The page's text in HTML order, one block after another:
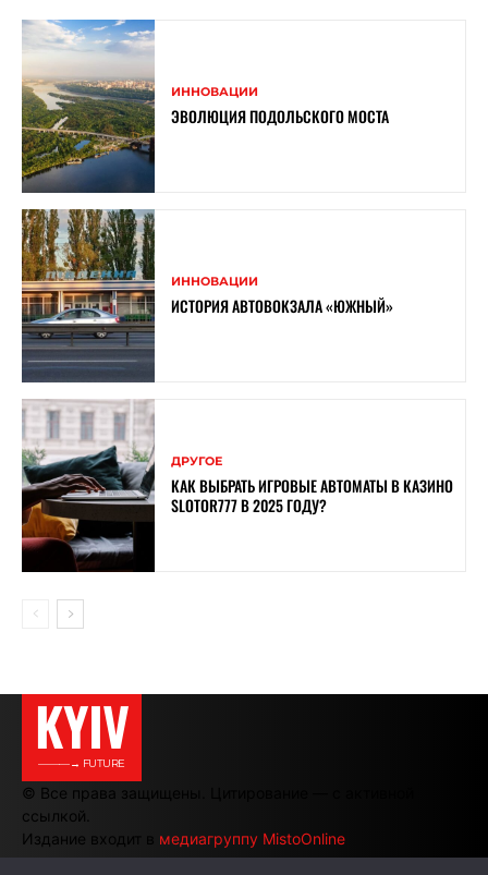
ИННОВАЦИИ
ЭВОЛЮЦИЯ ПОДОЛЬСКОГО МОСТА
ИННОВАЦИИ
ИСТОРИЯ АВТОВОКЗАЛА «ЮЖНЫЙ»
ДРУГОЕ
КАК ВЫБРАТЬ ИГРОВЫЕ АВТОМАТЫ В КАЗИНО
SLOTOR777 В 2025 ГОДУ?
KYIV
———→ FUTURE
© Все права защищены. Цитирование — с активной
ссылкой.
Издание входит в медиагруппу MistoOnline